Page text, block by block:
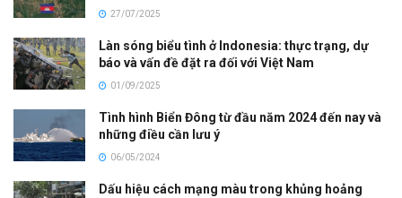
27/07/2025
Làn sóng biểu tình ở Indonesia: thực trạng, dự
báo và vấn đề đặt ra đối với Việt Nam
01/09/2025
Tình hình Biển Đông từ đầu năm 2024 đến nay và
những điều cần lưu ý
06/05/2024
Dấu hiệu cách mạng màu trong khủng hoảng